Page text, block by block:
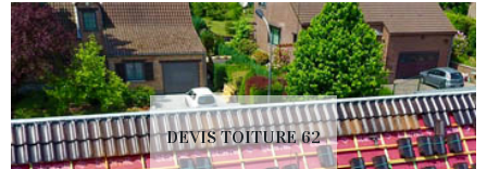
DEVIS TOITURE 62